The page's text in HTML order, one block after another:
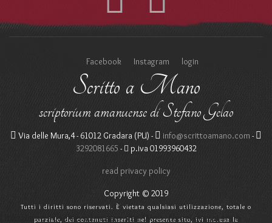
Facebook Instagram login
Scritto a Mano
scriptorium amanuense di Stefano Gelao
Via delle Mura,4 - 61012 Gradara (PU) - info@scrittoamano.com -
3292081665 - p.iva 01993960432
read privacy policy
Copyright © 2019
Tutti i diritti sono riservati. È vietata qualsiasi utilizzazione, totale o
parziale, dei contenuti inseriti nel presente sito, ivi inclusa la
Utilizziamo i cookie sul nostro sito Web. Alcuni di essi sono